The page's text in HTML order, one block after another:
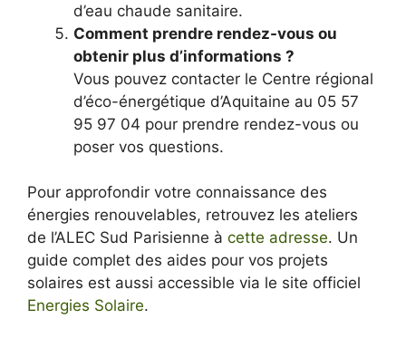
d’eau chaude sanitaire.
Comment prendre rendez-vous ou
obtenir plus d’informations ?
Vous pouvez contacter le Centre régional
d’éco-énergétique d’Aquitaine au 05 57
95 97 04 pour prendre rendez-vous ou
poser vos questions.
Pour approfondir votre connaissance des
énergies renouvelables, retrouvez les ateliers
de l’ALEC Sud Parisienne à cette adresse. Un
guide complet des aides pour vos projets
solaires est aussi accessible via le site officiel
Energies Solaire.